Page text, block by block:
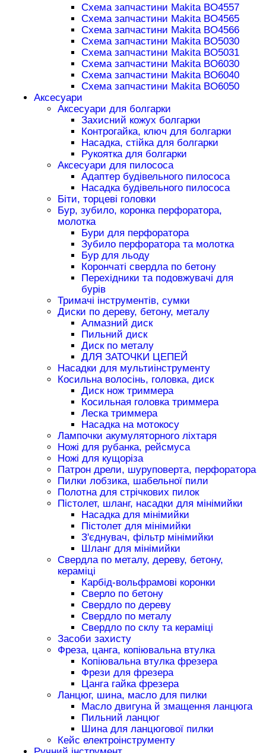
Схема запчастини Makita BO4557
Схема запчастини Makita BO4565
Схема запчастини Makita BO4566
Схема запчастини Makita BO5030
Схема запчастини Makita BO5031
Схема запчастини Makita BO6030
Схема запчастини Makita BO6040
Схема запчастини Makita BO6050
Аксесуари
Аксесуари для болгарки
Захисний кожух болгарки
Контрогайка, ключ для болгарки
Насадка, стійка для болгарки
Рукоятка для болгарки
Аксесуари для пилососа
Адаптер будівельного пилососа
Насадка будівельного пилососа
Біти, торцеві головки
Бур, зубило, коронка перфоратора,
молотка
Бури для перфоратора
Зубило перфоратора та молотка
Бур для льоду
Корончаті свердла по бетону
Перехідники та подовжувачі для
бурів
Тримачі інструментів, сумки
Диски по дереву, бетону, металу
Алмазний диск
Пильний диск
Диск по металу
ДЛЯ ЗАТОЧКИ ЦЕПЕЙ
Насадки для мультиінструменту
Косильна волосінь, головка, диск
Диск нож триммера
Косильная головка триммера
Леска триммера
Насадка на мотокосу
Лампочки акумуляторного ліхтаря
Ножі для рубанка, рейсмуса
Ножі для кущоріза
Патрон дрели, шуруповерта, перфоратора
Пилки лобзика, шабельної пили
Полотна для стрічкових пилок
Пістолет, шланг, насадки для мінімийки
Насадка для мінімийки
Пістолет для мінімийки
З'єднувач, фільтр мінімийки
Шланг для мінімийки
Свердла по металу, дереву, бетону,
кераміці
Карбід-вольфрамові коронки
Сверло по бетону
Свердло по дереву
Свердло по металу
Свердло по склу та кераміці
Засоби захисту
Фреза, цанга, копіювальна втулка
Копіювальна втулка фрезера
Фрези для фрезера
Цанга гайка фрезера
Ланцюг, шина, масло для пилки
Масло двигуна й змащення ланцюга
Пильний ланцюг
Шина для ланцюгової пилки
Кейс електроінструменту